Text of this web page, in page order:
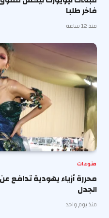
فاخر طلبا
منذ 12 ساعة
منوعات
محررة أزياء يهودية تدافع
الجدل
منذ يوم واحد